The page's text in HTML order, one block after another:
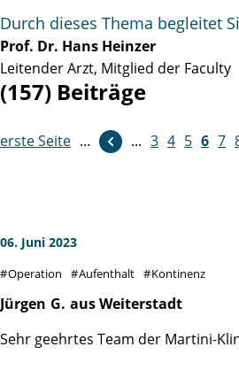
Durch dieses Thema begleitet
Prof. Dr. Hans Heinzer
Leitender Arzt, Mitglied der Faculty
(157) Beiträge
erste Seite ... ... 3 4 5 6 7
weiter
06. Juni 2023
Operation Aufenthalt Kontinenz
Jürgen G. aus Weiterstadt
Sehr geehrtes Team der Martini-